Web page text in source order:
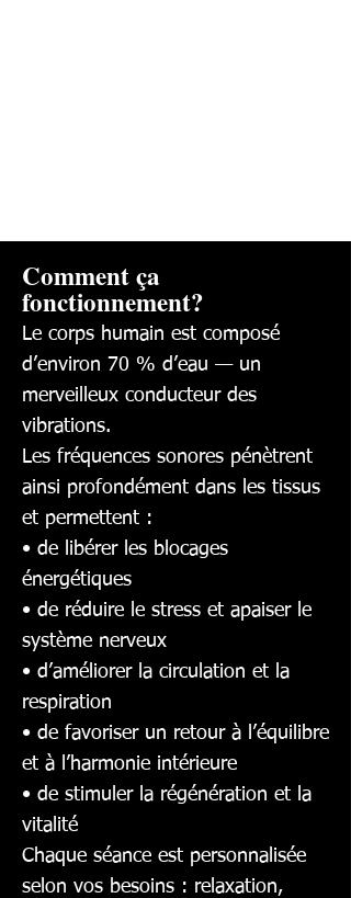
Comment ça
fonctionnement?
Le corps humain est composé
d’environ 70 % d’eau — un
merveilleux conducteur des
vibrations.
Les fréquences sonores pénètrent
ainsi profondément dans les tissus
et permettent :
• de libérer les blocages
énergétiques
• de réduire le stress et apaiser le
système nerveux
• d’améliorer la circulation et la
respiration
• de favoriser un retour à l’équilibre
et à l’harmonie intérieure
• de stimuler la régénération et la
vitalité
Chaque séance est personnalisée
selon vos besoins : relaxation,